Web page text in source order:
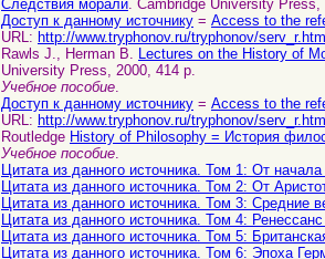
Следствия морали . Cambridge University
Доступ к данному источнику = Access to the
URL: http://www.tryphonov.ru/tryphonov/
Rawls J., Herman B. Lectures on the History of
University Press, 2000, 414 p.
Учебное пособие
Доступ к данному источнику = Access to the
URL: http://www.tryphonov.ru/tryphonov/
Routledge History of Philosophy = История
Учебное пособие
Цитата из данного источника. Том 1: От
Цитата из данного источника. Том 2: От
Цитата из данного источника. Том 3: Средние
Цитата из данного источника. Том 4:
Цитата из данного источника. Том 5:
Цитата из данного источника. Том 6: Эпоха